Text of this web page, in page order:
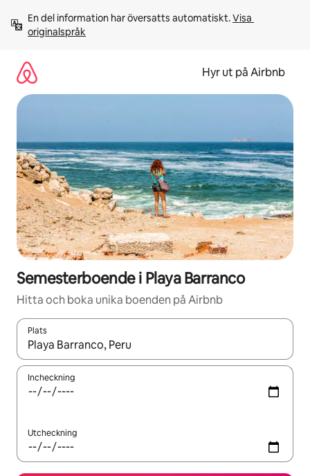
innehåll
En del information har översatts automatiskt. Visa
originalspråk
Hyr ut på Airbnb
Semesterboende i Playa Barranco
Hitta och boka unika boenden på Airbnb
Plats
När resultaten är tillgängliga kan du navigera med upp- och
Incheckning
Utcheckning